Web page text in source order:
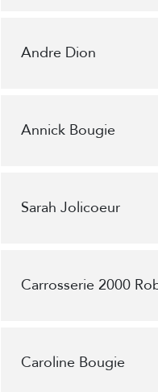
Andre Dion
Annick Bougie
Sarah Jolicoeur
Carrosserie 2000
Caroline Bougie